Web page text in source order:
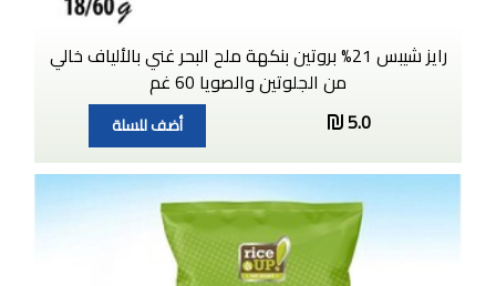
رايز شيبس 21% بروتين بنكهة ملح البحر غني بالألياف خالي
من الجلوتين والصويا 60 غم
5.0
أضف للسلة